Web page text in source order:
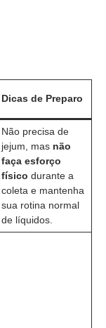
Dicas de Preparo
Não precisa de
jejum, mas não
faça esforço
físico durante a
coleta e mantenha
sua rotina normal
de líquidos.